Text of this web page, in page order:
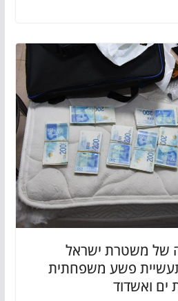
של משטרת ישראל
פשע משפחתית
ים ואשדוד